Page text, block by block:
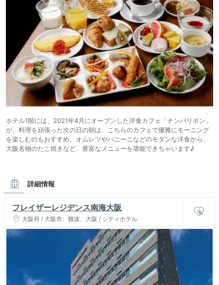
ホテル1階には、2021年4月にオープンした洋食カフェ「ナンバリボン」
が。料理を頑張った次の日の朝は、こちらのカフェで優雅にモーニング
を楽しむのもおすすめ。オムレツやパニーニなどのモダンな洋食から、
大阪名物のたこ焼きなど、豊富なメニューを堪能できちゃいます♪
詳細情報
フレイザーレジデンス南海大阪
大阪府 / 大阪市、難波、大阪 / シティホテル